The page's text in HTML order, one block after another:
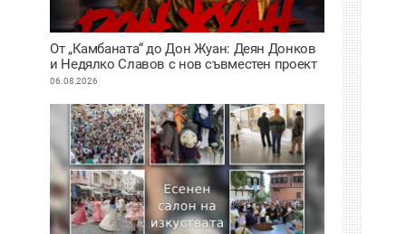
От „Камбаната“ до Дон Жуан: Деян Донков
и Недялко Славов с нов съвместен проект
в Пловдив
06.08.2026